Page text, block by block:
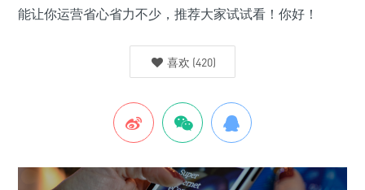
能让你运营省心省力不少，推荐大家试试看！你好！
喜欢 (420)